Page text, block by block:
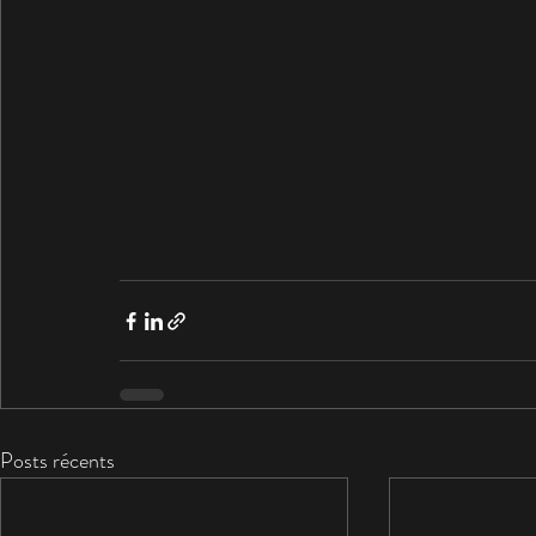
Posts récents